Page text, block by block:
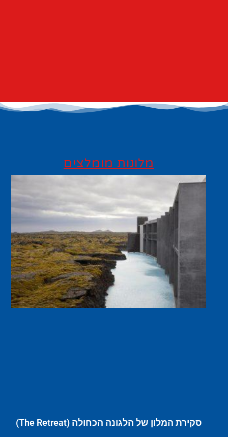
מלונות מומלצים
סקירת המלון של הלגונה הכחולה (The Retreat)